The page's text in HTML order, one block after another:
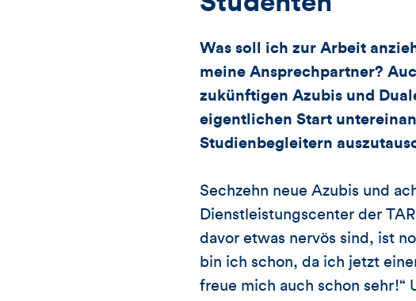
Was soll ich zur Arbeit
meine Ansprechpartner?
zukünftigen Azubis und
eigentlichen Start
Studienbegleitern
Sechzehn neue Azubis und
Dienstleistungscenter der
davor etwas nervös sind, ist
bin ich schon, da ich jetzt
freue mich auch schon sehr!“